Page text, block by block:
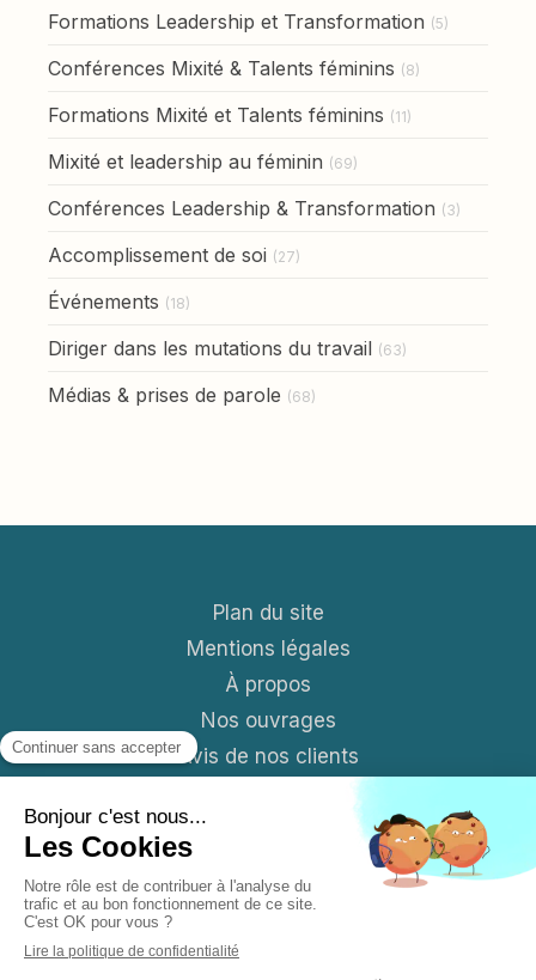
Formations Leadership et Transformation (5)
Conférences Mixité & Talents féminins (8)
Formations Mixité et Talents féminins (11)
Mixité et leadership au féminin (69)
Conférences Leadership & Transformation (3)
Accomplissement de soi (27)
Événements (18)
Diriger dans les mutations du travail (63)
Médias & prises de parole (68)
Plan du site
Mentions légales
À propos
Nos ouvrages
Avis de nos clients
S'abonner aux News mensuelles